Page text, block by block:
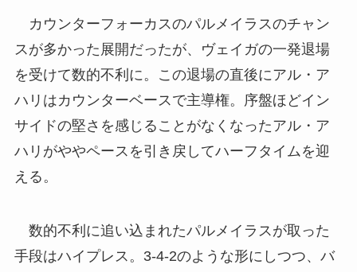
カウンターフォーカスのパルメイラスのチャン
スが多かった展開だったが、ヴェイガの一発退場
を受けて数的不利に。この退場の直後にアル・ア
ハリはカウンターベースで主導権。序盤ほどイン
サイドの堅さを感じることがなくなったアル・ア
ハリがややペースを引き戻してハーフタイムを迎
える。
数的不利に追い込まれたパルメイラスが取った
手段はハイプレス。3-4-2のような形にしつつ、バ